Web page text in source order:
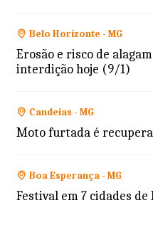
Belo Horizonte - MG
Erosão e risco de
interdição hoje (9/1)
Candeias - MG
Moto furtada é
Boa Esperança - MG
Festival em 7 cidades de